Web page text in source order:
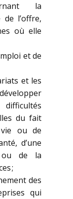
la
l’offre,
où elle
et de
et les
du fait
ou de
d’une
ou de la
;
des
qui